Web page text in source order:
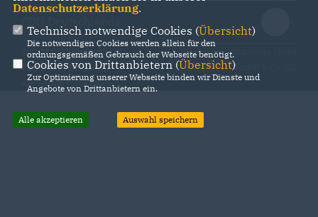
CDU Deutschlands
@2026 CDU Stadtverband
Blaubeuren-Berghülen
Alle Rechte vorbehalten.
Realisation: Sharkness Media
GmbH & Co. KG
Datenschutzerklärung.
Technisch notwendige Cookies (Übersicht)
Die notwendigen Cookies werden allein für den
ordnungsgemäßen Gebrauch der Webseite benötigt.
Cookies von Drittanbietern (Übersicht)
Zur Optimierung unserer Webseite binden wir Dienste und
Angebote von Drittanbietern ein.
Alle akzeptieren Auswahl speichern